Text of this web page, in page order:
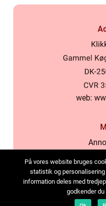
web:
På vores website bruges
statistik og
information deles med
godkender